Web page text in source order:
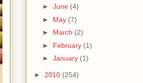
► June (4)
► May (7)
► March (2)
► February (1)
► January (1)
► 2010 (254)